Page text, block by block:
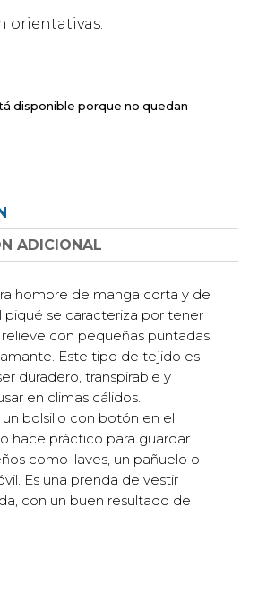
orientativas:
disponible porque no quedan
ADICIONAL
hombre de manga corta y de
piqué se caracteriza por tener
con pequeñas puntadas
Este tipo de tejido es
duradero, transpirable y
en climas cálidos.
bolsillo con botón en el
hace práctico para guardar
como llaves, un pañuelo o
Es una prenda de vestir
con un buen resultado de